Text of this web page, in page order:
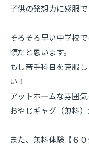
子供の発想力に感服
そろそろ早い中学校
頃だと思います。
もし苦手科目を克服
い！
アットホームな雰囲
おやじギャグ（無料
また、無料体験【６